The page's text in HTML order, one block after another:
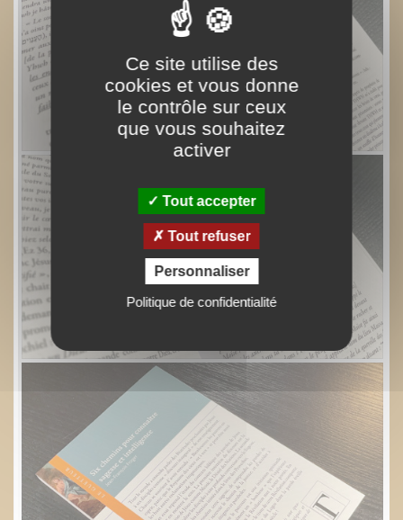
Ce site utilise des
cookies et vous donne
le contrôle sur ceux
que vous souhaitez
activer
Tout accepter
Tout refuser
Personnaliser
Politique de confidentialité